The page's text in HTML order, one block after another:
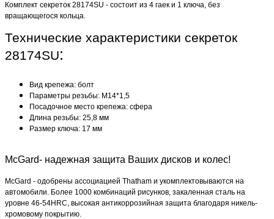
Комплект секреток 28174SU - состоит из 4 гаек и 1 ключа, без
вращающегося кольца.
Технические характеристики секреток
28174SU:
Вид крепежа: болт
Параметры резьбы: М14*1,5
Посадочное место крепежа: сфера
Длина резьбы: 25,8 мм
Размер ключа: 17 мм
McGard- надежная защита Ваших дисков и колес!
McGard - одобрены ассоциацией Thatham и укомплектовываются на
автомобили. Более 1000 комбинаций рисунков, закаленная сталь на
уровне 46-54HRC, высокая антикоррозийная защита благодаря никель-
хромовому покрытию.